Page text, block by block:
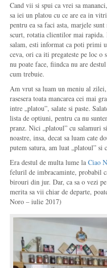
Cand vii si spui ca vrei sa
sa iei un platou cu ce are ea in
pentru ea sa faci asta, marjele
scurt, rotatia clientilor mai rapida.
salam, esti informat ca poti primi
ceva, ori ca iti pregateste pe loc o
nu poate face, fiindca nu are
cum trebuie.
Am vrut sa luam un meniu al
rasesera toata mancarea cei mai
intre „platou”, salate si paste.
lista de optiuni, pentru ca nu
pranz. Nici „platoul” cu salamuri
noastre, insa, decat sa luam cate
putem satura, am luat „platoul” si
Era destul de multa lume la Ciao
feluril de imbracaminte, probabil
birouri din jur. Dar, ca sa o vezi
merita sa vii chiar de departe,
Noro – iulie 2017)